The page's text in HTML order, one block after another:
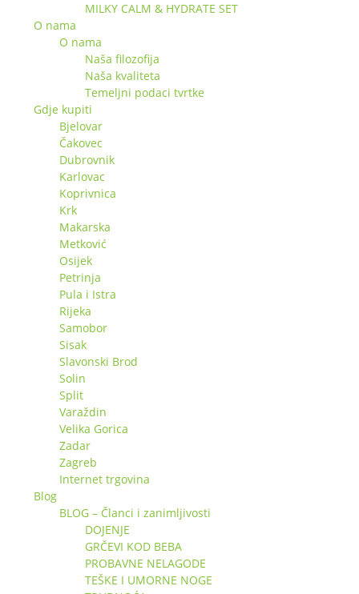
MILKY CALM & HYDRATE SET
O nama
O nama
Naša filozofija
Naša kvaliteta
Temeljni podaci tvrtke
Gdje kupiti
Bjelovar
Čakovec
Dubrovnik
Karlovac
Koprivnica
Krk
Makarska
Metković
Osijek
Petrinja
Pula i Istra
Rijeka
Samobor
Sisak
Slavonski Brod
Solin
Split
Varaždin
Velika Gorica
Zadar
Zagreb
Internet trgovina
Blog
BLOG – Članci i zanimljivosti
DOJENJE
GRČEVI KOD BEBA
PROBAVNE NELAGODE
TEŠKE I UMORNE NOGE